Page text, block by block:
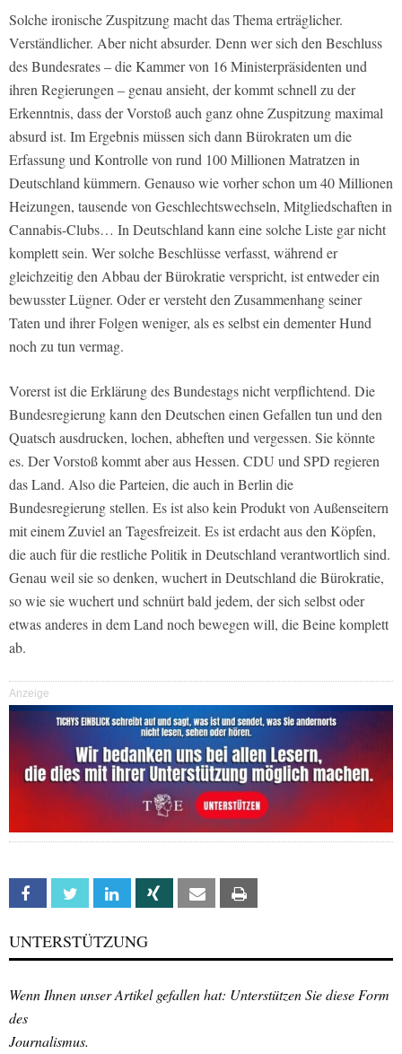
Solche ironische Zuspitzung macht das Thema erträglicher.
Verständlicher. Aber nicht absurder. Denn wer sich den Beschluss
des Bundesrates – die Kammer von 16 Ministerpräsidenten und
ihren Regierungen – genau ansieht, der kommt schnell zu der
Erkenntnis, dass der Vorstoß auch ganz ohne Zuspitzung maximal
absurd ist. Im Ergebnis müssen sich dann Bürokraten um die
Erfassung und Kontrolle von rund 100 Millionen Matratzen in
Deutschland kümmern. Genauso wie vorher schon um 40 Millionen
Heizungen, tausende von Geschlechtswechseln, Mitgliedschaften in
Cannabis-Clubs… In Deutschland kann eine solche Liste gar nicht
komplett sein. Wer solche Beschlüsse verfasst, während er
gleichzeitig den Abbau der Bürokratie verspricht, ist entweder ein
bewusster Lügner. Oder er versteht den Zusammenhang seiner
Taten und ihrer Folgen weniger, als es selbst ein dementer Hund
noch zu tun vermag.
Vorerst ist die Erklärung des Bundestags nicht verpflichtend. Die
Bundesregierung kann den Deutschen einen Gefallen tun und den
Quatsch ausdrucken, lochen, abheften und vergessen. Sie könnte
es. Der Vorstoß kommt aber aus Hessen. CDU und SPD regieren
das Land. Also die Parteien, die auch in Berlin die
Bundesregierung stellen. Es ist also kein Produkt von Außenseitern
mit einem Zuviel an Tagesfreizeit. Es ist erdacht aus den Köpfen,
die auch für die restliche Politik in Deutschland verantwortlich sind.
Genau weil sie so denken, wuchert in Deutschland die Bürokratie,
so wie sie wuchert und schnürt bald jedem, der sich selbst oder
etwas anderes in dem Land noch bewegen will, die Beine komplett
ab.
Anzeige
Facebook Twitter Linkedin Xing Email
UNTERSTÜTZUNG
Wenn Ihnen unser Artikel gefallen hat: Unterstützen Sie diese Form
des
Journalismus.